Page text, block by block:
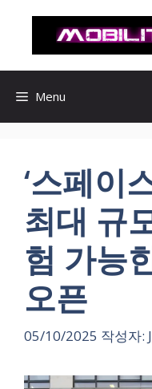
로
Menu
‘스페이
최대 규
험 가능
오픈
05/10/2025 작성자: